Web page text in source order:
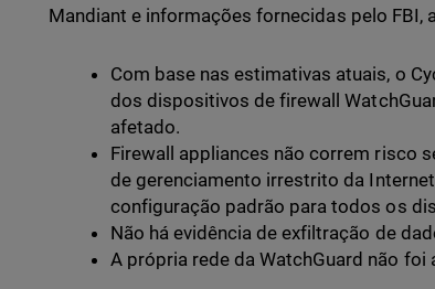
Mandiant e informações fornecidas pelo FBI,
Com base nas estimativas atuais, o
dos dispositivos de firewall
afetado.
Firewall appliances não correm risco
de gerenciamento irrestrito da
configuração padrão para todos os
Não há evidência de exfiltração de
A própria rede da WatchGuard não foi